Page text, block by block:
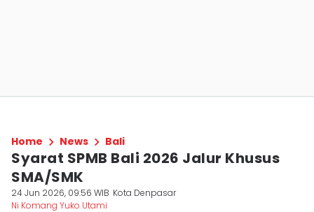
Home News Bali
Syarat SPMB Bali 2026 Jalur Khusus
SMA/SMK
24 Jun 2026, 09:56 WIB Kota Denpasar
Ni Komang Yuko Utami